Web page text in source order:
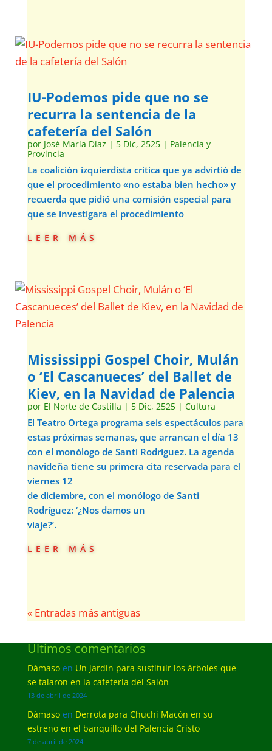
IU-Podemos pide que no se
recurra la sentencia de la
cafetería del Salón
por José María Díaz | 5 Dic, 2525| Palencia y
Provincia
La coalición izquierdista critica que ya advirtió de
que el procedimiento «no estaba bien hecho» y
recuerda que pidió una comisión especial para
que se investigara el procedimiento
leer más
Mississippi Gospel Choir, Mulán
o ‘El Cascanueces’ del Ballet de
Kiev, en la Navidad de Palencia
por El Norte de Castilla | 5 Dic, 2525| Cultura
El Teatro Ortega programa seis espectáculos para
estas próximas semanas, que arrancan el día 13
con el monólogo de Santi Rodríguez. La agenda
navideña tiene su primera cita reservada para el
viernes 12
de diciembre, con el monólogo de Santi
Rodríguez: ‘¿Nos damos un
viaje?’.
leer más
« Entradas más antiguas
Últimos comentarios
Dámasoen Un jardín para sustituir los árboles que
se talaron en la cafetería del Salón
13 de abril de 2024
Dámasoen Derrota para Chuchi Macón en su
estreno en el banquillo del Palencia Cristo
7 de abril de 2024